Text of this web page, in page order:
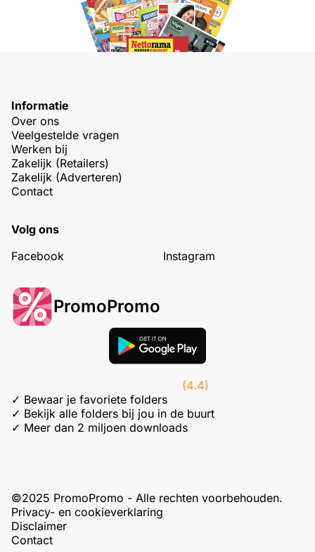
Informatie
Over ons
Veelgestelde vragen
Werken bij
Zakelijk (Retailers)
Zakelijk (Adverteren)
Contact
Volg ons
Facebook
Instagram
PromoPromo
(4.4)
✓ Bewaar je favoriete folders
✓ Bekijk alle folders bij jou in de buurt
✓ Meer dan 2 miljoen downloads
©2025 PromoPromo - Alle rechten voorbehouden.
Privacy- en cookieverklaring
Disclaimer
Contact